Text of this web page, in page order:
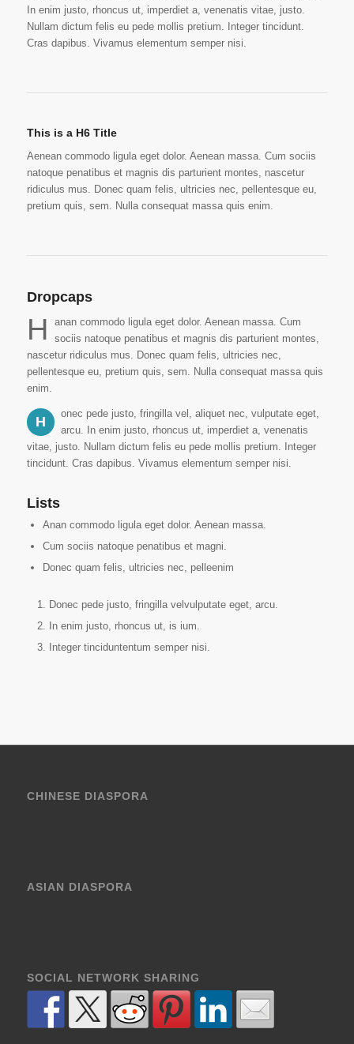
In enim justo, rhoncus ut, imperdiet a, venenatis vitae, justo.
Nullam dictum felis eu pede mollis pretium. Integer tincidunt.
Cras dapibus. Vivamus elementum semper nisi.
This is a H6 Title
Aenean commodo ligula eget dolor. Aenean massa. Cum sociis
natoque penatibus et magnis dis parturient montes, nascetur
ridiculus mus. Donec quam felis, ultricies nec, pellentesque eu,
pretium quis, sem. Nulla consequat massa quis enim.
Dropcaps
H
anan commodo ligula eget dolor. Aenean massa. Cum
sociis natoque penatibus et magnis dis parturient montes,
nascetur ridiculus mus. Donec quam felis, ultricies nec,
pellentesque eu, pretium quis, sem. Nulla consequat massa quis
enim.
H
onec pede justo, fringilla vel, aliquet nec, vulputate eget,
arcu. In enim justo, rhoncus ut, imperdiet a, venenatis
vitae, justo. Nullam dictum felis eu pede mollis pretium. Integer
tincidunt. Cras dapibus. Vivamus elementum semper nisi.
Lists
Anan commodo ligula eget dolor. Aenean massa.
Cum sociis natoque penatibus et magni.
Donec quam felis, ultricies nec, pelleenim
Donec pede justo, fringilla velvulputate eget, arcu.
In enim justo, rhoncus ut, is ium.
Integer tinciduntentum semper nisi.
CHINESE DIASPORA
ASIAN DIASPORA
SOCIAL NETWORK SHARING